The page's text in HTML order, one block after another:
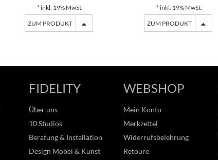
* inkl. 19% MwSt.
ZUM PRODUKT
* inkl. 19% MwSt.
ZUM PRODUKT
FIDELITY
Über uns
10 Studios
Beratung & Installation
Design Möbel & Kunst
WEBSHOP
Mein Konto
Merkzettel
Widerrufsbelehrung
Retoure